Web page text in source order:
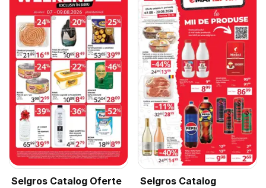
Selgros Catalog Oferte
Selgros Catalog